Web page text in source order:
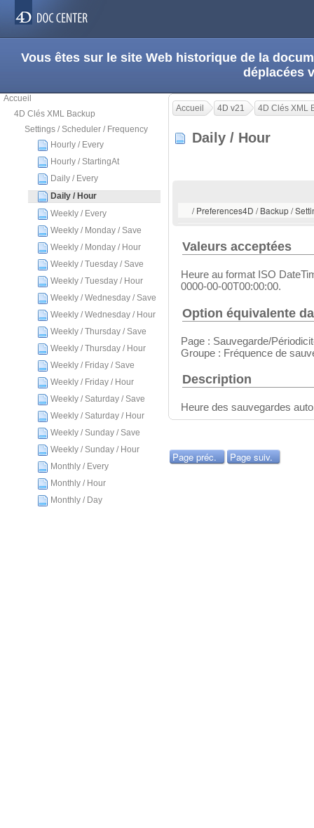
Vous êtes sur le site Web historique de la
déplacées
Accueil
4D Clés XML Backup
Settings / Scheduler / Frequency
Hourly / Every
Hourly / StartingAt
Daily / Every
Daily / Hour
Weekly / Every
Weekly / Monday / Save
Weekly / Monday / Hour
Weekly / Tuesday / Save
Weekly / Tuesday / Hour
Weekly / Wednesday / Save
Weekly / Wednesday / Hour
Weekly / Thursday / Save
Weekly / Thursday / Hour
Weekly / Friday / Save
Weekly / Friday / Hour
Weekly / Saturday / Save
Weekly / Saturday / Hour
Weekly / Sunday / Save
Weekly / Sunday / Hour
Monthly / Every
Monthly / Hour
Monthly / Day
Accueil 4D v21 4D Clés XML
Daily / Hour
/ Preferences4D / Backup /
Valeurs acceptées
Heure au format ISO
0000-00-00T00:00:00.
Option équivalente
Page : Sauvegarde/
Groupe : Fréquence de
Description
Heure des sauvegardes
Page préc. Page suiv.